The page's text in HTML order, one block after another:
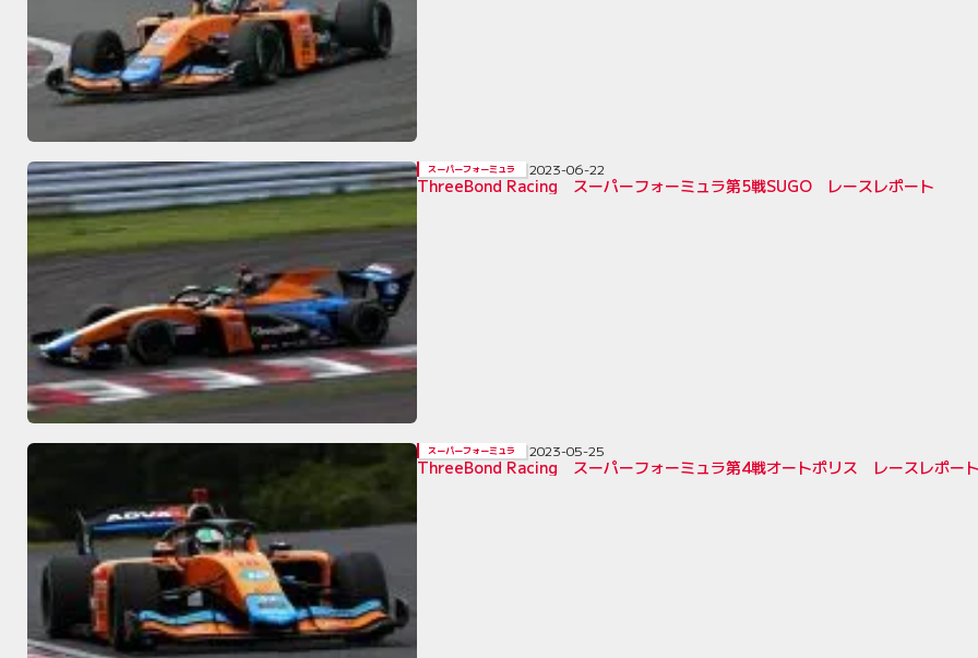
ThreeBond Racing スーパーフォーミュラ第5戦SUGO レースレポート
スーパーフォーミュラ 2023-06-22
ThreeBond Racing スーパーフォーミュラ第4戦オートポリス レースレポー
スーパーフォーミュラ 2023-05-25